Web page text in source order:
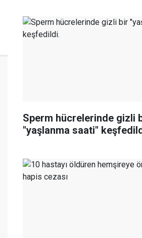
Sperm hücrelerinde gizli
"yaşlanma saati"